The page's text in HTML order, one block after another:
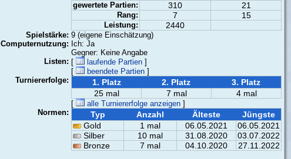
gewertete Partien: 310 21
Rang: 7 15
Leistung: 2440
Spielstärke: 9 (eigene Einschätzung)
Computernutzung: Ich: Ja
Gegner: Keine Angabe
Listen: [ laufende Partien ]
[
beendete Partien ]
Turniererfolge:
1. Platz 2. Platz
3. Platz
25 mal
7 mal 4 mal
[ alle Turniererfolge anzeigen ]
Normen:
Typ Anzahl Älteste
Jüngste
Gold
1 mal 06.05.2021
06.05.2021
Silber
10 mal 31.08.2020
03.07.2022
Bronze
7 mal 04.10.2020 27.11.2022